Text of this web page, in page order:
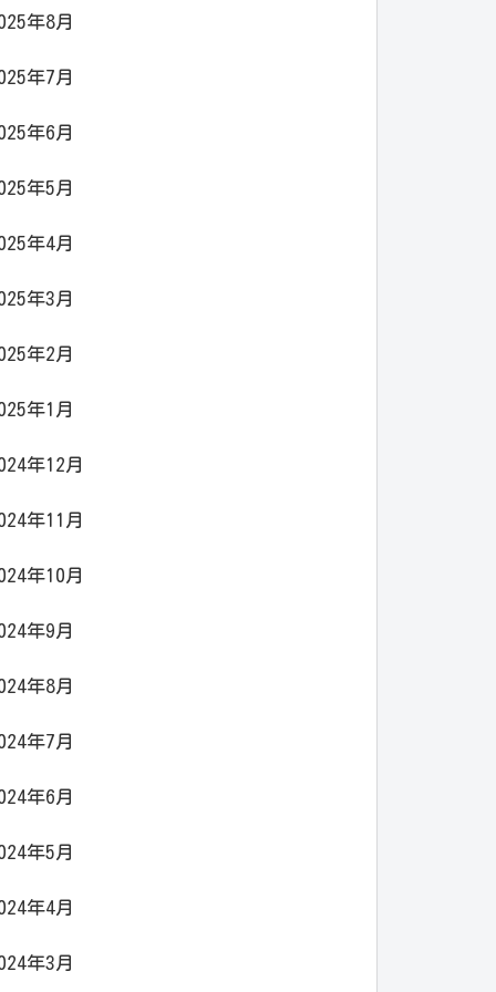
年8月
年7月
年6月
年5月
年4月
年3月
年2月
年1月
年12月
年11月
年10月
年9月
年8月
年7月
年6月
年5月
年4月
年3月